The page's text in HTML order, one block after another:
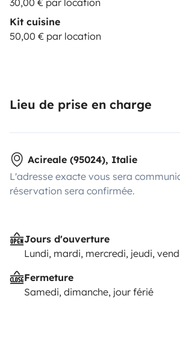
30,00 € par location
Kit cuisine
50,00 € par location
Lieu de prise en charge
Acireale (95024), Italie
L'adresse exacte vous sera
réservation sera confirmée.
Jours d'ouverture
Lundi, mardi, mercredi, jeudi,
Fermeture
Samedi, dimanche, jour férié